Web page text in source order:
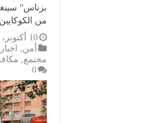
بزناس”
من الكوكايين
10 أكتوبر، 2024
أمن,
مجتمع,
0